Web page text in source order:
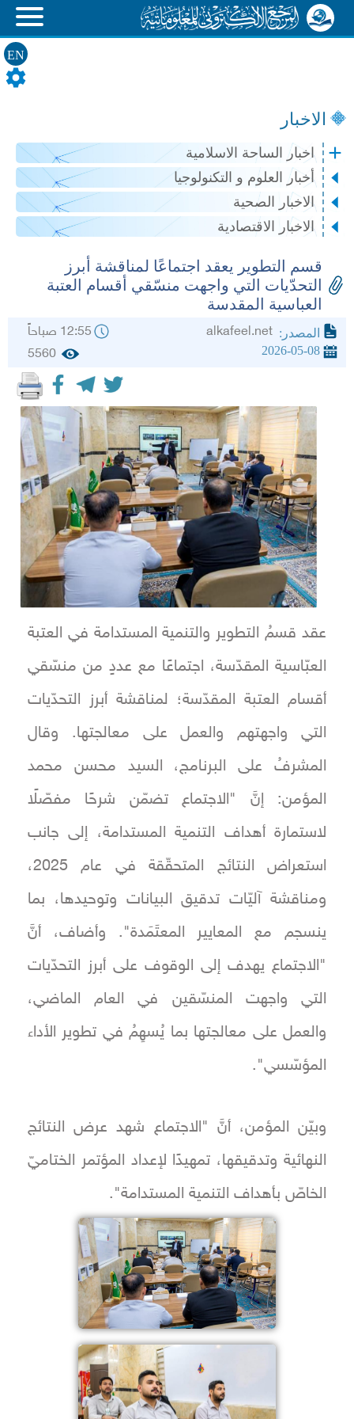
EN
الاخبار
اخبار الساحة الاسلامية
أخبار العلوم و التكنولوجيا
الاخبار الصحية
الاخبار الاقتصادية
قسم التطوير يعقد اجتماعًا لمناقشة أبرز
التحدّيات التي واجهت منسّقي أقسام العتبة
العباسية المقدسة
المصدر: 12:55 صباحاً
2026-05-08
5560
عقد قسمُ التطوير والتنمية المستدامة في العتبة
العبّاسية المقدّسة، اجتماعًا مع عددٍ من منسّقي
أقسام العتبة المقدّسة؛ لمناقشة أبرز التحدّيات
التي واجهتهم والعمل على معالجتها. وقال
المشرفُ على البرنامج، السيد محسن محمد
المؤمن: إنَّ "الاجتماع تضمّن شرحًا مفصّلًا
لاستمارة أهداف التنمية المستدامة، إلى جانب
استعراض النتائج المتحقّقة في عام 2025،
ومناقشة آليّات تدقيق البيانات وتوحيدها، بما
ينسجم مع المعايير المعتَمَدة". وأضاف، أنَّ
"الاجتماع يهدف إلى الوقوف على أبرز التحدّيات
التي واجهت المنسّقين في العام الماضي،
والعمل على معالجتها بما يُسهِمُ في تطوير الأداء
المؤسّسي".
وبيّن المؤمن، أنَّ "الاجتماع شهد عرض النتائج
النهائية وتدقيقها، تمهيدًا لإعداد المؤتمر الختاميّ
الخاصّ بأهداف التنمية المستدامة".